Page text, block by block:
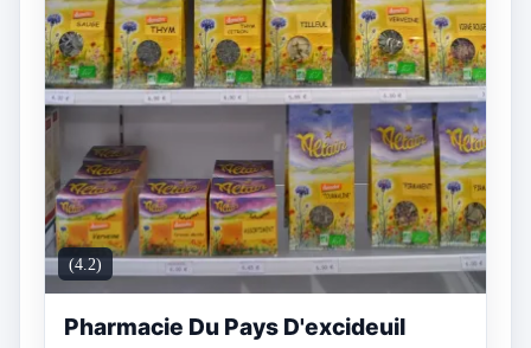
(4.2)
Pharmacie Du Pays D'excideuil